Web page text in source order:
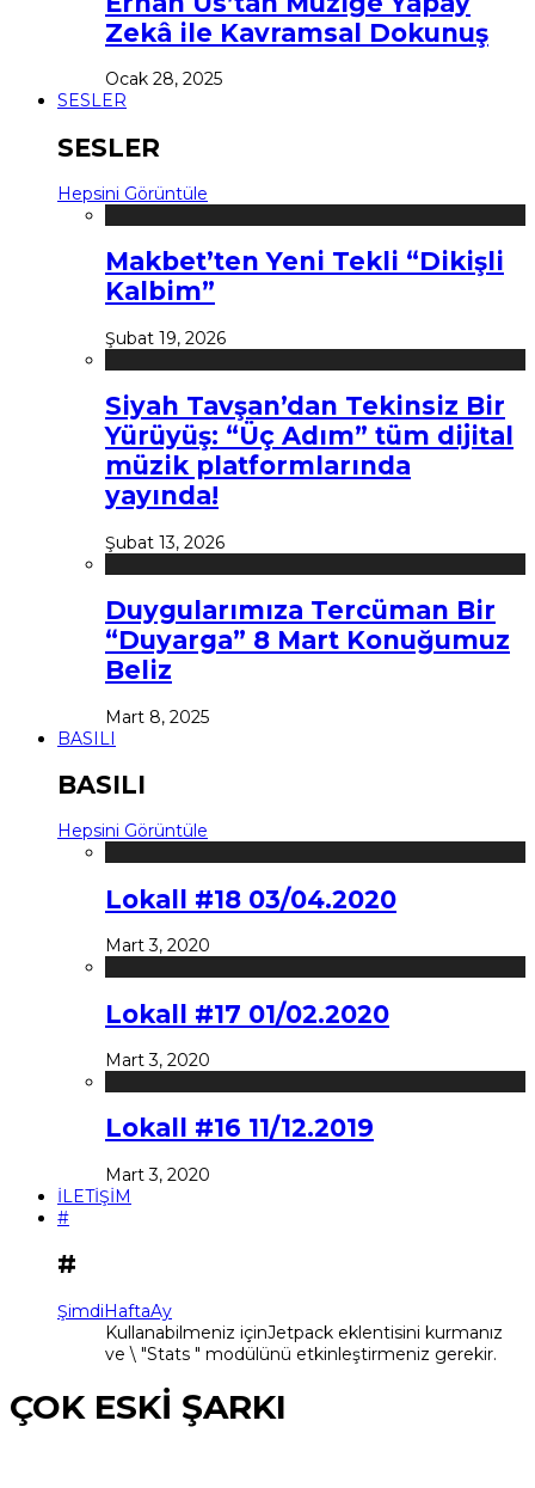
Zekâ ile Kavramsal Dokunuş
Ocak 28, 2025
SESLER
SESLER
Hepsini Görüntüle
Makbet’ten Yeni Tekli “Dikişli
Kalbim”
Şubat 19, 2026
Siyah Tavşan’dan Tekinsiz Bir
Yürüyüş: “Üç Adım” tüm dijital
müzik platformlarında
yayında!
Şubat 13, 2026
Duygularımıza Tercüman Bir
“Duyarga” 8 Mart Konuğumuz
Beliz
Mart 8, 2025
BASILI
BASILI
Hepsini Görüntüle
Lokall #18 03/04.2020
Mart 3, 2020
Lokall #17 01/02.2020
Mart 3, 2020
Lokall #16 11/12.2019
Mart 3, 2020
İLETİŞİM
#
#
ŞimdiHaftaAy
Kullanabilmeniz içinJetpack eklentisini kurmanız
ve \ "Stats " modülünü etkinleştirmeniz gerekir.
ÇOK ESKİ ŞARKI